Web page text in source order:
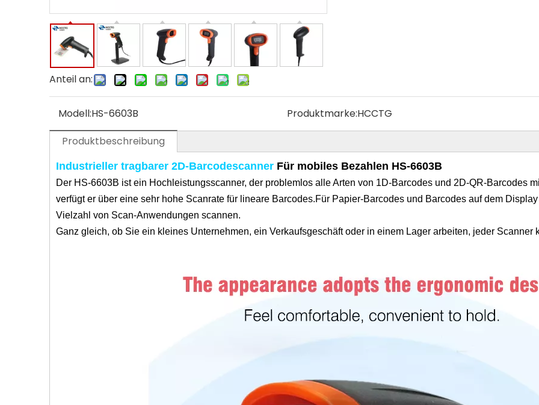
Anteil an:
Modell:HS-6603B Produktmarke:HCCTG
Produktbeschreibung
Industrieller tragbarer 2D-Barcodescanner Für mobiles Bezahlen HS-6603B
Der HS-6603B ist ein Hochleistungsscanner, der problemlos alle Arten von 1D-Barcodes und 2D-QR-Barcodes
verfügt er über eine sehr hohe Scanrate für lineare Barcodes.Für Papier-Barcodes und Barcodes auf dem
Vielzahl von Scan-Anwendungen scannen.
Ganz gleich, ob Sie ein kleines Unternehmen, ein Verkaufsgeschäft oder in einem Lager arbeiten, jeder